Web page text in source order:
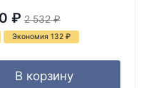
₽ 2 532 ₽
Экономия 132 ₽
В корзину